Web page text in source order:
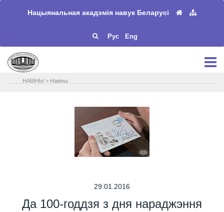
Нацыянальная акадэмія навук Беларусі
Рус Eng
НАВIНЫ > Навіны
29.01.2016
Да 100-годдзя з дня нараджэння